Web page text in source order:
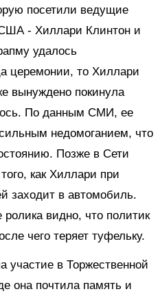
посетили ведущие
- Хиллари Клинтон и
удалось
церемонии, то Хиллари
вынуждено покинула
По данным СМИ, ее
недомоганием, что
Позже в Сети
как Хиллари при
заходит в автомобиль.
видно, что политик
чего теряет туфельку.
участие в Торжественной
она почтила память и